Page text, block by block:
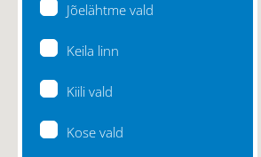
Jõelähtme vald
Keila linn
Kiili vald
Kose vald